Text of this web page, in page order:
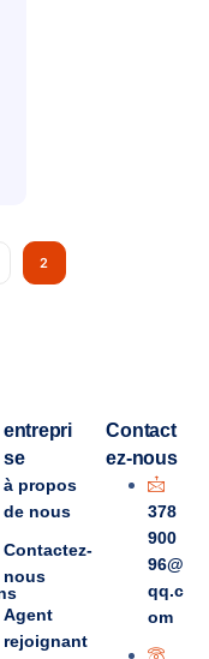
2
entrepri
se
à propos
de nous
Contactez-
nous
Agent
rejoignant
Contact
ez-nous
378
900
96@
qq.c
om